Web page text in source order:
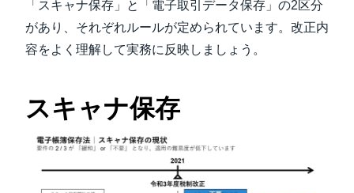
「スキャナ保存」と「電子取引データ保存」の2区分
があり、それぞれルールが定められています。改正内
容をよく理解して実務に反映しましょう。
スキャナ保存